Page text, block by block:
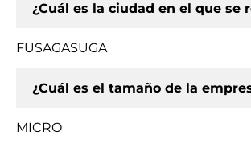
¿Cuál es la ciudad en el que se
FUSAGASUGA
¿Cuál es el tamaño de la
MICRO